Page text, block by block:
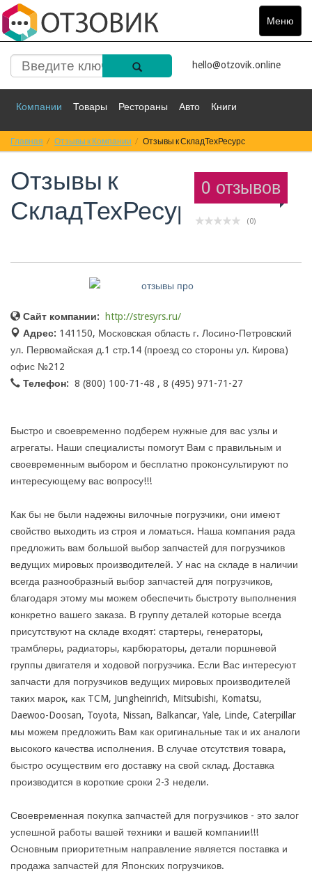
Меню
Toggle
hello@otzovik.online
Компании Товары Рестораны Авто Книги
Спорт Фильмы Деньги Путешествия
Красота Здоровье
Главная Отзывы к Компании Отзывы к СкладТехРесурс
0 отзывов
(0)
Отзывы к
СкладТехРесурс
Сайт компании:
http://stresyrs.ru/
Адрес: 141150, Московская область г. Лосино-Петровский
ул. Первомайская д.1 стр.14 (проезд со стороны ул. Кирова)
офис №212
Телефон: 8 (800) 100-71-48 , 8 (495) 971-71-27
Быстро и своевременно подберем нужные для вас узлы и
агрегаты. Наши специалисты помогут Вам с правильным и
своевременным выбором и бесплатно проконсультируют по
интересующему вас вопросу!!!
Как бы не были надежны вилочные погрузчики, они имеют
свойство выходить из строя и ломаться. Наша компания рада
предложить вам большой выбор запчастей для погрузчиков
ведущих мировых производителей. У нас на складе в наличии
всегда разнообразный выбор запчастей для погрузчиков,
благодаря этому мы можем обеспечить быстроту выполнения
конкретно вашего заказа. В группу деталей которые всегда
присутствуют на складе входят: стартеры, генераторы,
трамблеры, радиаторы, карбюраторы, детали поршневой
группы двигателя и ходовой погрузчика. Если Вас интересуют
запчасти для погрузчиков ведущих мировых производителей
таких марок, как TCM, Jungheinrich, Mitsubishi, Komatsu,
Daewoo-Doosan, Toyota, Nissan, Balkancar, Yale, Linde, Caterpillar
мы можем предложить Вам как оригинальные так и их аналоги
высокого качества исполнения. В случае отсутствия товара,
быстро осуществим его доставку на свой склад. Доставка
производится в короткие сроки 2-3 недели.
Своевременная покупка запчастей для погрузчиков - это залог
успешной работы вашей техники и вашей компании!!!
Основным приоритетным направление является поставка и
продажа запчастей для Японских погрузчиков.